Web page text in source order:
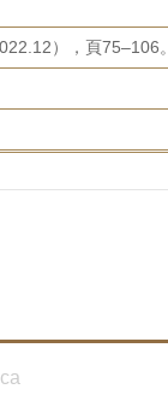
），頁75–106。